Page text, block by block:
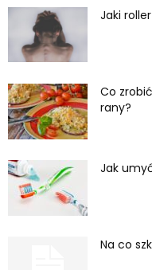
Jaki
Co
rany?
Jak
Na co